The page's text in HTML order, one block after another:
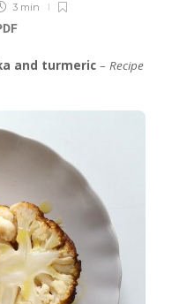
3 min
and turmeric – Recipe